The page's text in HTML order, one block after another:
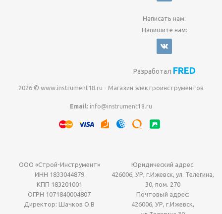
Написать нам:
Напишите нам:
Разработал FRED
2026 © www.instrument18.ru - Магазин электроинструментов
Email: info@instrument18.ru
ООО «Строй-Инструмент»
ИНН 1833044879
КПП 183201001
ОГРН 1071840004807
Директор: Шачков О.В
Юридический адрес:
426006, УР, г.Ижевск, ул. Телегина,
30, пом. 270
Почтовый адрес:
426006, УР, г.Ижевск,